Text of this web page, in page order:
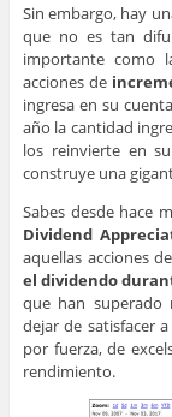
Sin embargo, hay
que no es tan
importante como
acciones de
ingresa en su
año la cantidad
los reinvierte en
construye una
Sabes desde hace
Dividend
aquellas acciones
el dividendo
que han superado
dejar de satisfacer
por fuerza, de
rendimiento.